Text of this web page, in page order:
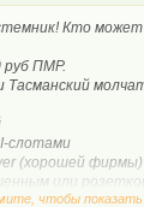
Кто может
руб ПМР.
Тасманский
слотами
(хорошей фирмы)
или
чтобы показать